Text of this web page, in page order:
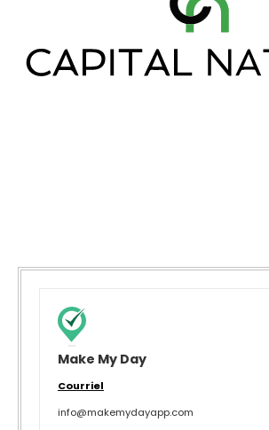
Make My Day
Courriel
info@makemydayapp.com